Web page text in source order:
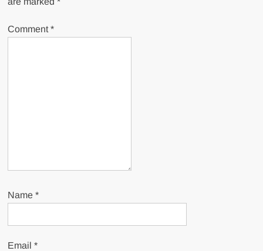
Comment*
Name*
Email*